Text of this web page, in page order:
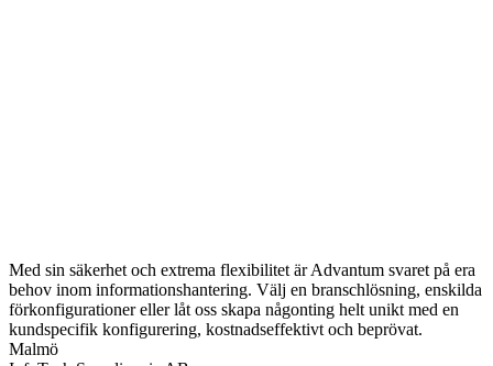
Med sin säkerhet och extrema flexibilitet är Advantum svaret på era
behov inom informationshantering. Välj en branschlösning, enskilda
förkonfigurationer eller låt oss skapa någonting helt unikt med en
kundspecifik konfigurering, kostnadseffektivt och beprövat.
Malmö